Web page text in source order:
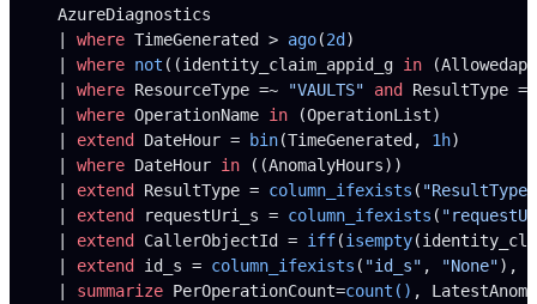
  AzureDiagnostics
  |
where TimeGenerated > ago(2d)
  |
where not ((identity_claim_appid_g in
  |
where ResourceType =~ "VAULTS" and ResultType
  |
where OperationName in (OperationList)
  |
extend DateHour = bin(TimeGenerated, 1h)
  |
where DateHour in ((AnomalyHours))
  |
extend ResultType = column_ifexists ( "ResultType"
  |
extend requestUri_s = column_ifexists (
  |
extend CallerObjectId = iff(isempty
  |
extend id_s = column_ifexists ( "id_s" , "None"),
  |
summarize PerOperationCount=count() ,